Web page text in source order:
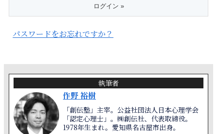
パスワードをお忘れですか？
執筆者
作野 裕樹
「創伝塾」主宰。公益社団法人日本心理学会
「認定心理士」。㈱創伝社、代表取締役。
1978年生まれ。愛知県名古屋市出身。